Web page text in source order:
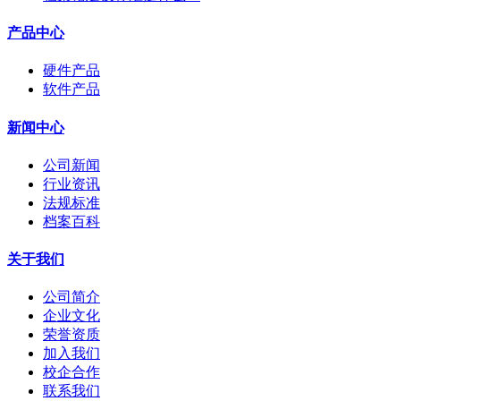
产品中心
硬件产品
软件产品
新闻中心
公司新闻
行业资讯
法规标准
档案百科
关于我们
公司简介
企业文化
荣誉资质
加入我们
校企合作
联系我们